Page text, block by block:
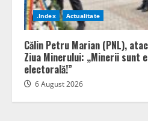
.Index Actualitate
Călin Petru Marian (PNL),
Ziua Minerului: „Minerii sunt
electorală!”
6 August 2026